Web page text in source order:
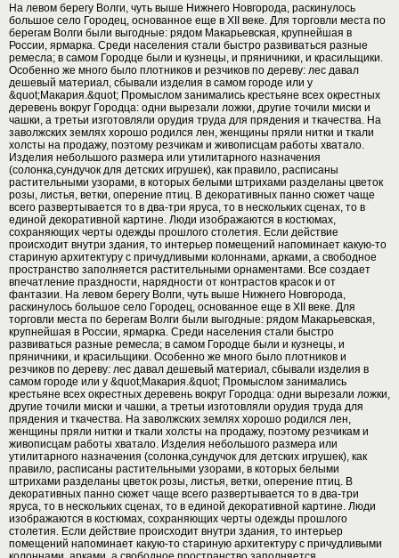
На левом берегу Волги, чуть выше Нижнего Новгорода, раскинулось
большое село Городец, основанное еще в XII веке. Для торговли места по
берегам Волги были выгодные: рядом Макарьевская, крупнейшая в
России, ярмарка. Среди населения стали быстро развиваться разные
ремесла; в самом Городце были и кузнецы, и пряничники, и красильщики.
Особенно же много было плотников и резчиков по дереву: лес давал
дешевый материал, сбывали изделия в самом городе или у
&quot;Макария.&quot; Промыслом занимались крестьяне всех окрестных
деревень вокруг Городца: одни вырезали ложки, другие точили миски и
чашки, а третьи изготовляли орудия труда для прядения и ткачества. На
заволжских землях хорошо родился лен, женщины пряли нитки и ткали
холсты на продажу, поэтому резчикам и живописцам работы хватало.
Изделия небольшого размера или утилитарного назначения
(солонка,сундучок для детских игрушек), как правило, расписаны
растительными узорами, в которых белыми штрихами разделаны цветок
розы, листья, ветки, оперение птиц. В декоративных панно сюжет чаще
всего развертывается то в два-три яруса, то в нескольких сценах, то в
единой декоративной картине. Люди изображаются в костюмах,
сохраняющих черты одежды прошлого столетия. Если действие
происходит внутри здания, то интерьер помещений напоминает какую-то
стариную архитектуру с причудливыми колоннами, арками, а свободное
пространство заполняется растительными орнаментами. Все создает
впечатление праздности, нарядности от контрастов красок и от
фантазии. На левом берегу Волги, чуть выше Нижнего Новгорода,
раскинулось большое село Городец, основанное еще в XII веке. Для
торговли места по берегам Волги были выгодные: рядом Макарьевская,
крупнейшая в России, ярмарка. Среди населения стали быстро
развиваться разные ремесла; в самом Городце были и кузнецы, и
пряничники, и красильщики. Особенно же много было плотников и
резчиков по дереву: лес давал дешевый материал, сбывали изделия в
самом городе или у &quot;Макария.&quot; Промыслом занимались
крестьяне всех окрестных деревень вокруг Городца: одни вырезали ложки,
другие точили миски и чашки, а третьи изготовляли орудия труда для
прядения и ткачества. На заволжских землях хорошо родился лен,
женщины пряли нитки и ткали холсты на продажу, поэтому резчикам и
живописцам работы хватало. Изделия небольшого размера или
утилитарного назначения (солонка,сундучок для детских игрушек), как
правило, расписаны растительными узорами, в которых белыми
штрихами разделаны цветок розы, листья, ветки, оперение птиц. В
декоративных панно сюжет чаще всего развертывается то в два-три
яруса, то в нескольких сценах, то в единой декоративной картине. Люди
изображаются в костюмах, сохраняющих черты одежды прошлого
столетия. Если действие происходит внутри здания, то интерьер
помещений напоминает какую-то стариную архитектуру с причудливыми